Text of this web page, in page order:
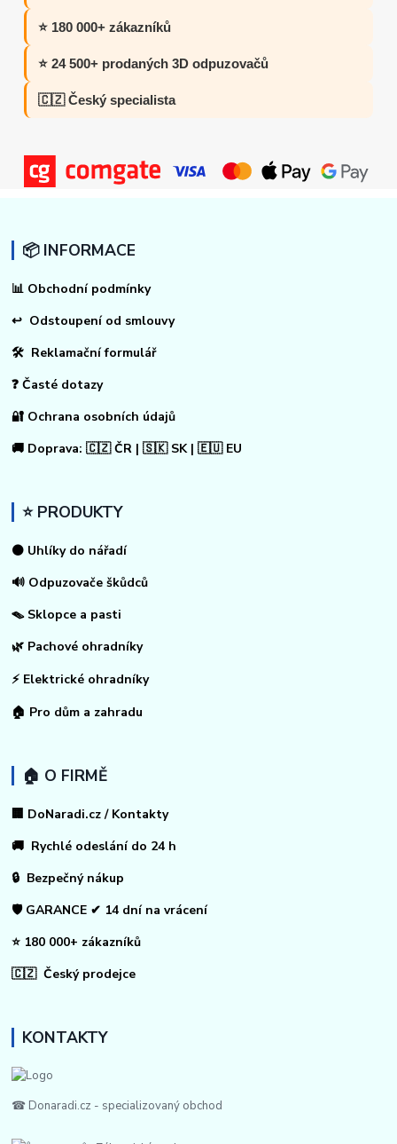
⭐ 180 000+ zákazníků
⭐ 24 500+ prodaných 3D odpuzovačů
🇨🇿 Český specialista
📦 INFORMACE
📊 Obchodní podmínky
↩ Odstoupení od smlouvy
🛠 Reklamační formulář
❓ Časté dotazy
🔐 Ochrana osobních údajů
🚚 Doprava: 🇨🇿 ČR | 🇸🇰 SK | 🇪🇺 EU
⭐ PRODUKTY
⚫ Uhlíky do nářadí
🔊 Odpuzovače škůdců
🪤 Sklopce a pasti
🌿 Pachové ohradníky
⚡ Elektrické ohradníky
🏠 Pro dům a zahradu
🏠 O FIRMĚ
🏢 DoNaradi.cz / Kontakty
🚚 Rychlé odeslání do 24 h
🔒 Bezpečný nákup
🛡️ GARANCE ✔ 14 dní na vrácení
⭐ 180 000+ zákazníků
🇨🇿 Český prodejce
KONTAKTY
☎ Donaradi.cz - specializovaný obchod